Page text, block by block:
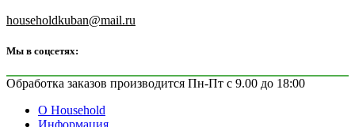
householdkuban@mail.ru
Мы в соцсетях:
Обработка заказов производится Пн-Пт с 9.00 до 18:00
О Household
Информация